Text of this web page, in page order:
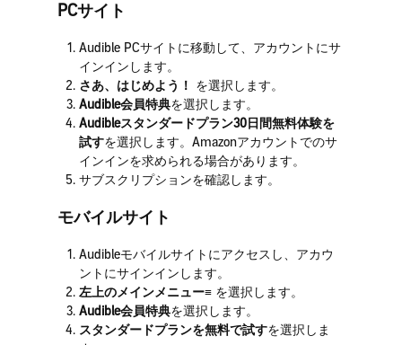
PCサイト
Audible PCサイトに移動して、アカウントにサ
インインします。
さあ、はじめよう！ を選択します。
Audible会員特典を選択します。
Audibleスタンダードプラン30日間無料体験を
試すを選択します。Amazonアカウントでのサ
インインを求められる場合があります。
サブスクリプションを確認します。
モバイルサイト
Audibleモバイルサイトにアクセスし、アカウ
ントにサインインします。
左上のメインメニュー≡ を選択します。
Audible会員特典を選択します。
スタンダードプランを無料で試すを選択しま